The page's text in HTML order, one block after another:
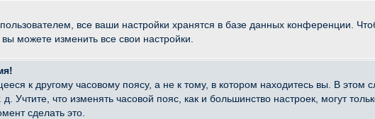
все ваши настройки хранятся в базе данных конференции.
можете изменить все свои настройки.
к другому часовому поясу, а не к тому, в котором находитесь вы. В этом
Учтите, что изменять часовой пояс, как и большинство настроек, могут
сделать это.